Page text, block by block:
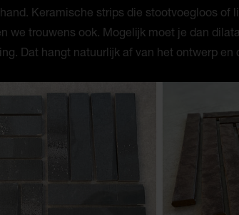
Keramische strips die stootvoegloos of
we trouwens ook. Mogelijk moet je dan
Dat hangt natuurlijk af van het ontwerp en